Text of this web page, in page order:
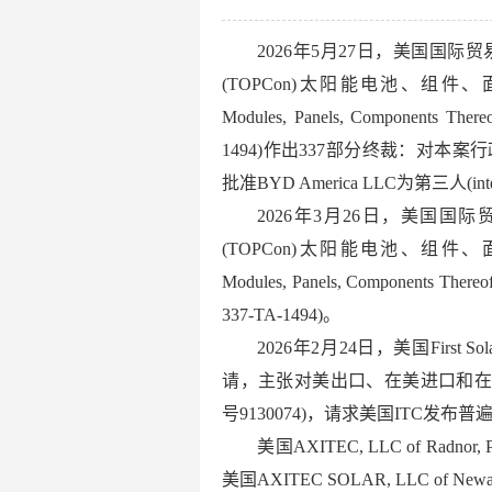
2026年5月27日，美国国际
(TOPCon)太阳能电池、组件、
Modules, Panels, Components
1494)作出337部分终裁：对本案
批准BYD America LLC为第三人
2026年3月26日，美国国际
(TOPCon)太阳能电池、组件、
Modules, Panels, Components
337-TA-1494)。
2026年2月24日，美国First
请，主张对美出口、在美进口和
号9130074)，请求美国ITC发布普
美国AXITEC, LLC of Radnor,
美国AXITEC SOLAR, LLC of